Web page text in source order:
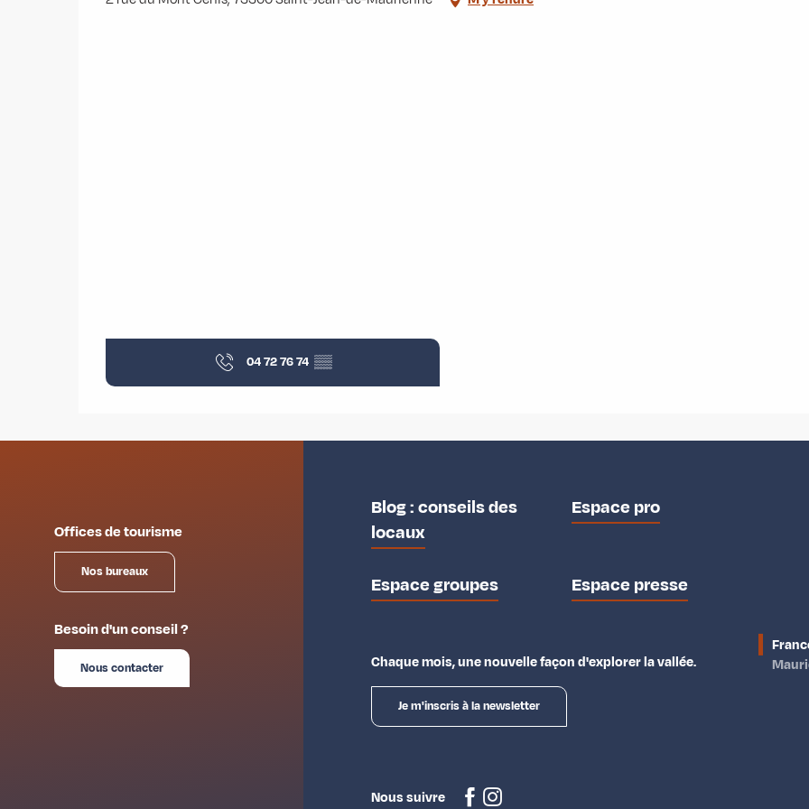
04 72 76 74 ▒▒
Offices de tourisme
Nos bureaux
Besoin d'un conseil ?
Nous contacter
Blog : conseils des
locaux
Espace pro
Espace groupes Espace presse
Chaque mois, une nouvelle façon d'explorer la vallée.
Je m'inscris à la newsletter
Nous suivre